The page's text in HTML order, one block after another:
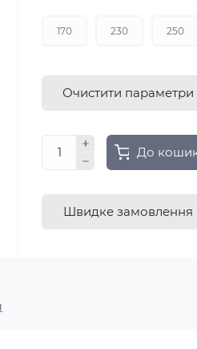
170 230 250
Очистити параметри
До
Швидке замовлення